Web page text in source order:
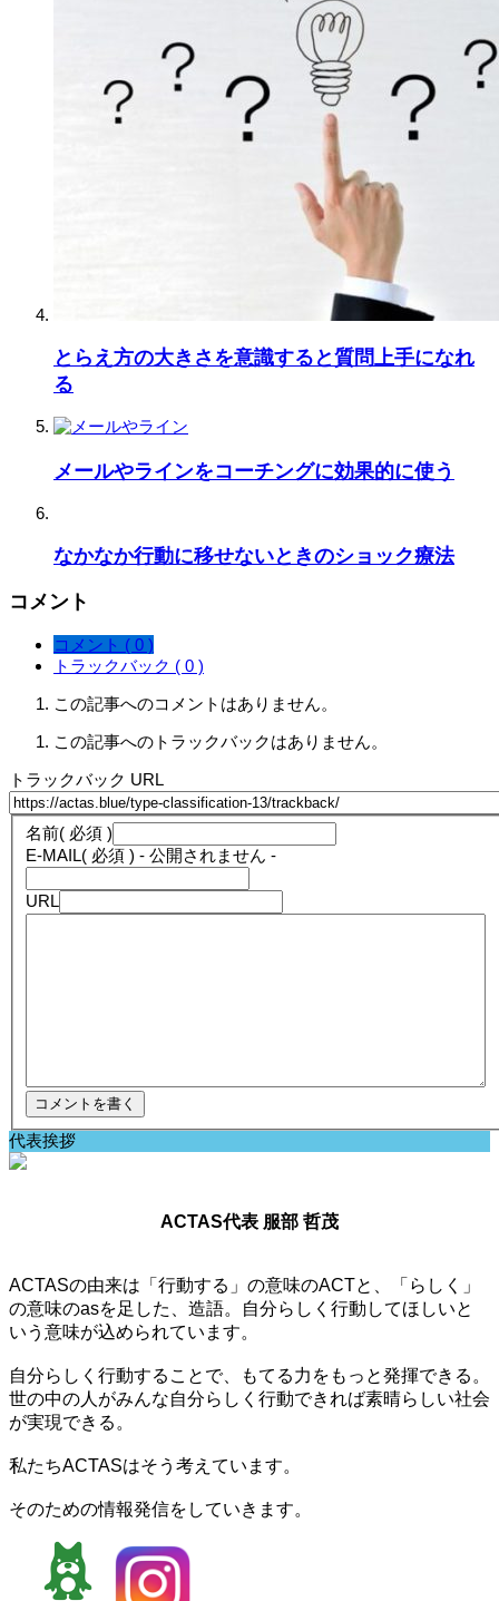
とらえ方の大きさを意識すると質問上手になれ
る
メールやラインをコーチングに効果的に使う
なかなか行動に移せないときのショック療法
コメント
コメント ( 0 )
トラックバック ( 0 )
この記事へのコメントはありません。
この記事へのトラックバックはありません。
トラックバック URL
名前( 必須 )
E-MAIL( 必須 ) - 公開されません -
URL
代表挨拶
ACTAS代表 服部 哲茂
ACTASの由来は「行動する」の意味のACTと、「らしく」
の意味のasを足した、造語。自分らしく行動してほしいと
いう意味が込められています。
自分らしく行動することで、もてる力をもっと発揮できる。
世の中の人がみんな自分らしく行動できれば素晴らしい社会
が実現できる。
私たちACTASはそう考えています。
そのための情報発信をしていきます。